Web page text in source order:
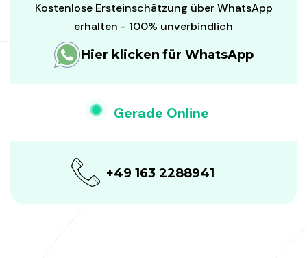
Kostenlose Ersteinschätzung über WhatsApp
erhalten - 100% unverbindlich
Hier klicken für WhatsApp
Gerade Online
+49 163 2288941